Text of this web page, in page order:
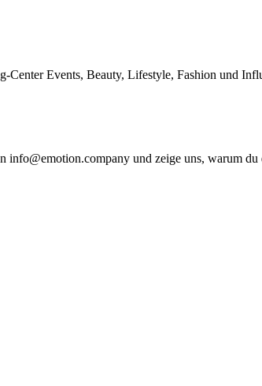
Center Events, Beauty, Lifestyle, Fashion und
und zeige uns, warum